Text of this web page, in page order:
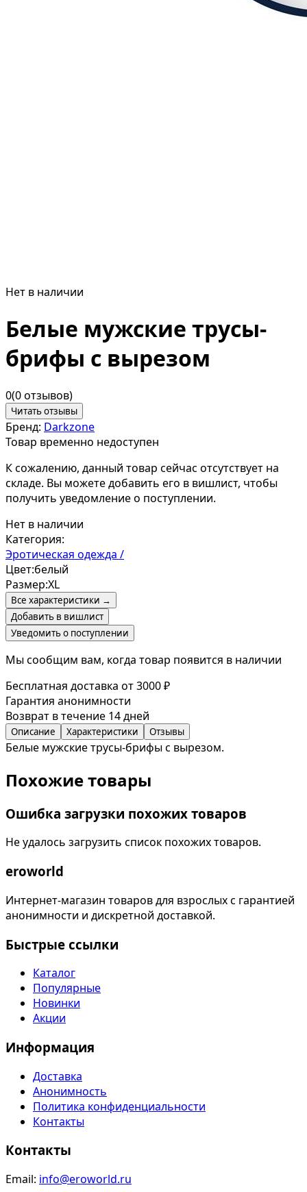
Нет в наличии
Белые мужские трусы-
брифы с вырезом
0(0 отзывов)
Читать отзывы
Бренд: Darkzone
Товар временно недоступен
К сожалению, данный товар сейчас отсутствует на
складе. Вы можете добавить его в вишлист, чтобы
получить уведомление о поступлении.
Нет в наличии
Категория:
Эротическая одежда /
Цвет:белый
Размер:XL
Все характеристики →
Добавить в вишлист
Уведомить о поступлении
Мы сообщим вам, когда товар появится в наличии
Бесплатная доставка от 3000 ₽
Гарантия анонимности
Возврат в течение 14 дней
Описание Характеристики Отзывы
Белые мужские трусы-брифы с вырезом.
Похожие товары
Ошибка загрузки похожих товаров
Не удалось загрузить список похожих товаров.
eroworld
Интернет-магазин товаров для взрослых с гарантией
анонимности и дискретной доставкой.
Быстрые ссылки
Каталог
Популярные
Новинки
Акции
Информация
Доставка
Анонимность
Политика конфиденциальности
Контакты
Контакты
Email: info@eroworld.ru